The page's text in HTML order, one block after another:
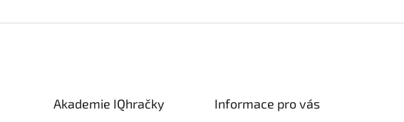
Akademie IQhračky Informace pro vás